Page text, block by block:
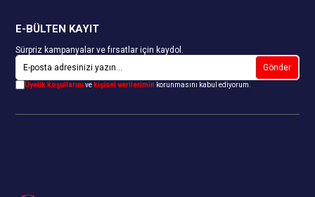
E-BÜLTEN KAYIT
Sürpriz kampanyalar ve fırsatlar için kaydol.
Gönder
Üyelik koşullarınıve kişisel verilerimin korunmasını kabul ediyorum.